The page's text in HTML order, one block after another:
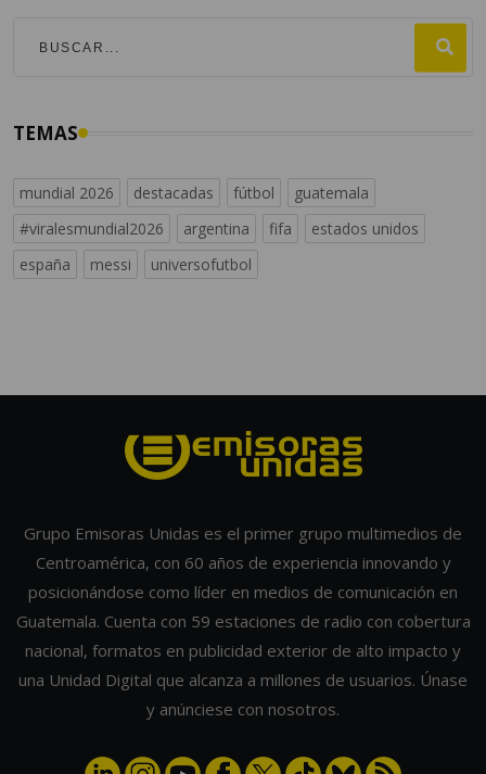
TEMAS
mundial 2026 destacadas fútbol
guatemala
#viralesmundial2026
argentina fifa
estados unidos
españa
messi universofutbol
Grupo Emisoras Unidas es el primer grupo multimedios de
Centroamérica, con 60 años de experiencia innovando y
posicionándose como líder en medios de comunicación en
Guatemala. Cuenta con 59 estaciones de radio con cobertura
nacional, formatos en publicidad exterior de alto impacto y
una Unidad Digital que alcanza a millones de usuarios. Únase
y anúnciese con nosotros.